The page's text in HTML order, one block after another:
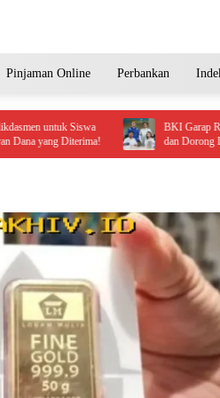
Pinjaman Online Perbankan
Siswa
Diterima!
BKI Garap Rencana
dan Dorong Inovasi